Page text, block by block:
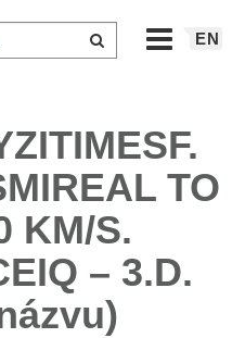
EN
TO
KM/S.
– 3.D.